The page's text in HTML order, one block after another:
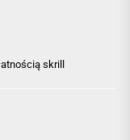
skrill